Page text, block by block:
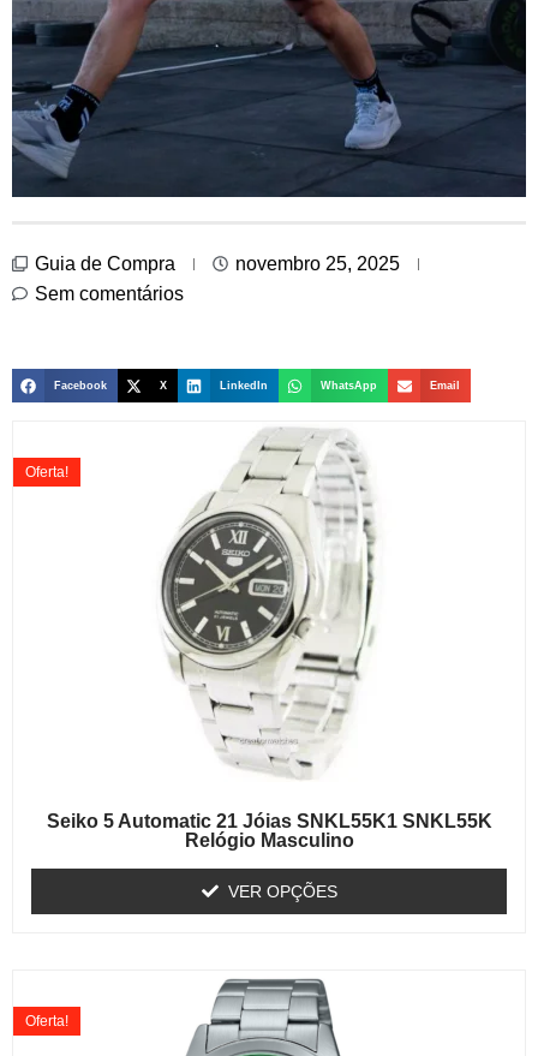
Guia de Compra
novembro 25, 2025
Sem comentários
Facebook X LinkedIn WhatsApp Email
Seiko 5 Automatic 21 Jóias SNKL55K1 SNKL55K
Relógio Masculino
Oferta!
VER OPÇÕES
Oferta!